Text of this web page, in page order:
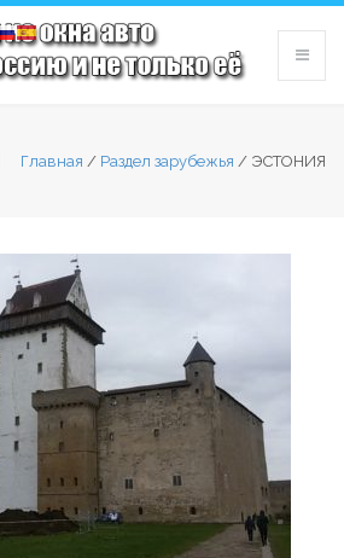
Главная / Раздел зарубежья / ЭСТОНИЯ